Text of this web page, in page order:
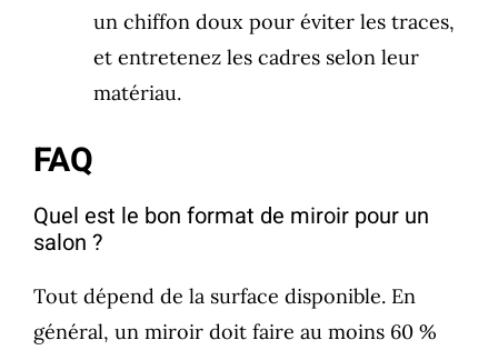
un chiffon doux pour éviter les traces,
et entretenez les cadres selon leur
matériau.
FAQ
Quel est le bon format de miroir pour un
salon ?
Tout dépend de la surface disponible. En
général, un miroir doit faire au moins 60 %